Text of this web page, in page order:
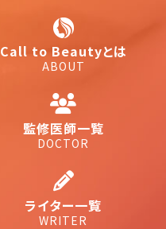
Call to Beautyとは
ABOUT
監修医師一覧
DOCTOR
ライター一覧
WRITER